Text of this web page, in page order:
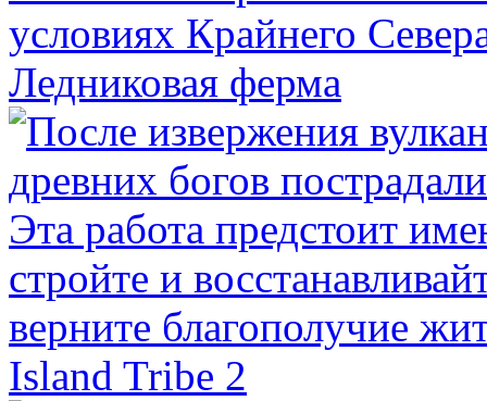
Ледниковая ферма
Island Tribe 2